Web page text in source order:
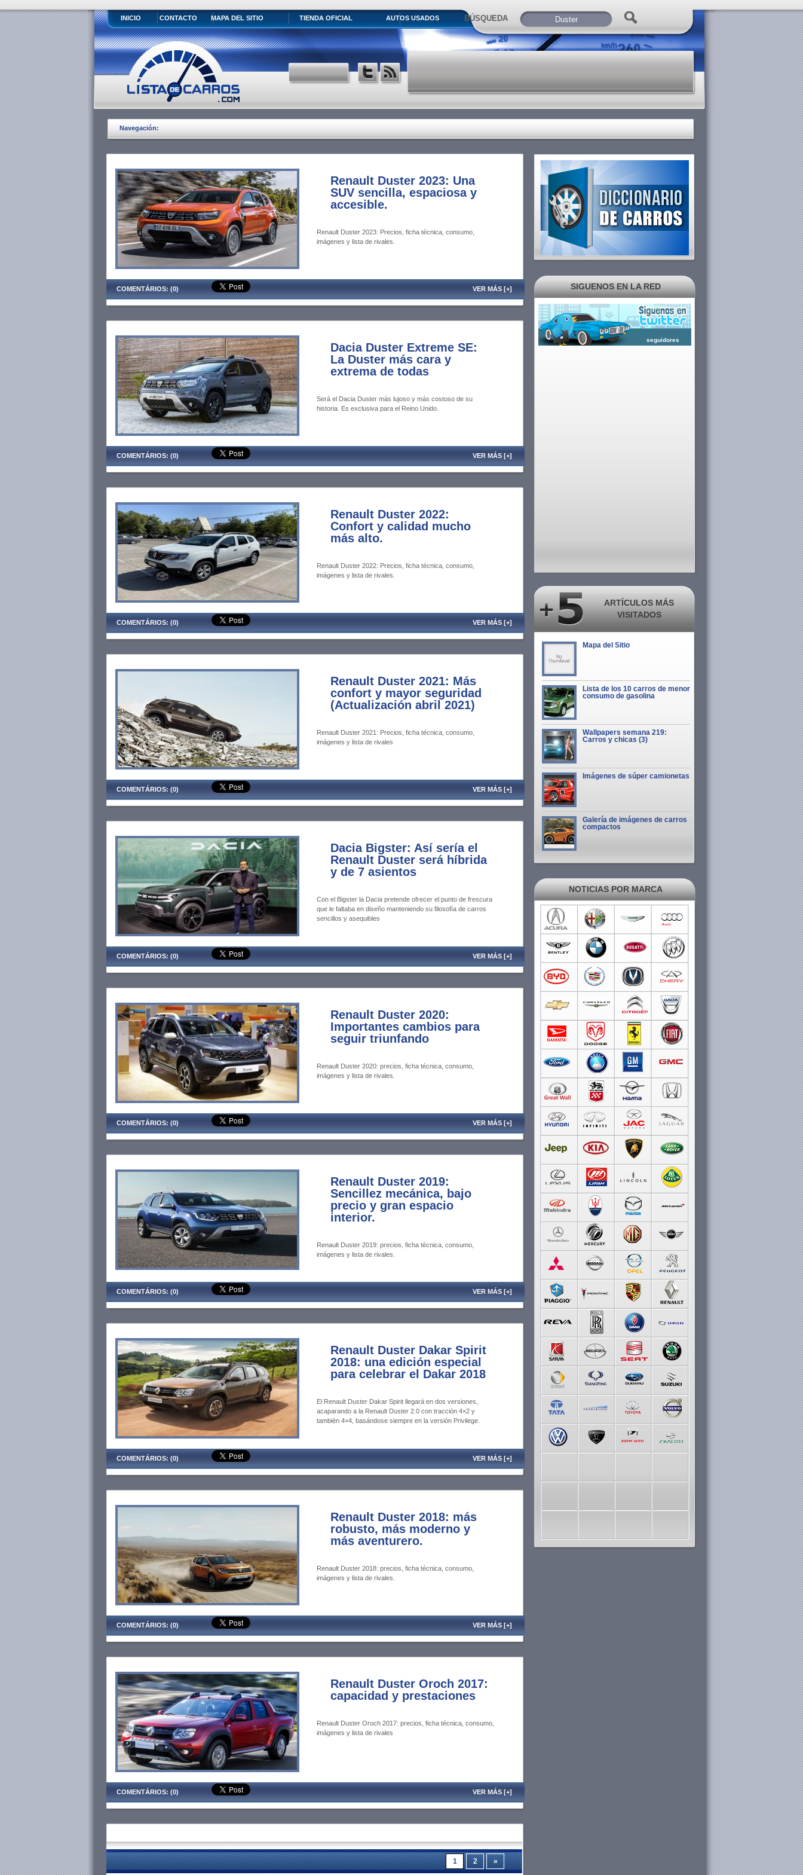
INICIO CONTACTO MAPA DEL SITIO TIENDA OFICIAL AUTOS USADOS BÚSQUEDA
Navegación:
Renault Duster 2023: Una
SUV sencilla, espaciosa y
accesible.
Renault Duster 2023: Precios, ficha técnica, consumo,
imágenes y lista de rivales.
COMENTÁRIOS: (0) VER MÁS [+]
Dacia Duster Extreme SE:
La Duster más cara y
extrema de todas
Será el Dacia Duster más lujoso y más costoso de su
historia. Es exclusiva para el Reino Unido.
COMENTÁRIOS: (0) VER MÁS [+]
Renault Duster 2022:
Confort y calidad mucho
más alto.
Renault Duster 2022: Precios, ficha técnica, consumo,
imágenes y lista de rivales.
COMENTÁRIOS: (0) VER MÁS [+]
Renault Duster 2021: Más
confort y mayor seguridad
(Actualización abril 2021)
Renault Duster 2021: Precios, ficha técnica, consumo,
imágenes y lista de rivales
COMENTÁRIOS: (0) VER MÁS [+]
Dacia Bigster: Así sería el
Renault Duster será híbrida
y de 7 asientos
Con el Bigster la Dacia pretende ofrecer el punto de frescura
que le faltaba en diseño manteniendo su filosofía de carros
sencillos y asequibles
COMENTÁRIOS: (0) VER MÁS [+]
Renault Duster 2020:
Importantes cambios para
seguir triunfando
Renault Duster 2020: precios, ficha técnica, consumo,
imágenes y lista de rivales.
COMENTÁRIOS: (0) VER MÁS [+]
Renault Duster 2019:
Sencillez mecánica, bajo
precio y gran espacio
interior.
Renault Duster 2019: precios, ficha técnica, consumo,
imágenes y lista de rivales.
COMENTÁRIOS: (0) VER MÁS [+]
Renault Duster Dakar Spirit
2018: una edición especial
para celebrar el Dakar 2018
El Renault Duster Dakar Spirit llegará en dos versiones,
acaparando a la Renault Duster 2.0 con tracción 4×2 y
también 4×4, basándose siempre en la versión Privilege.
COMENTÁRIOS: (0) VER MÁS [+]
Renault Duster 2018: más
robusto, más moderno y
más aventurero.
Renault Duster 2018: precios, ficha técnica, consumo,
imágenes y lista de rivales.
COMENTÁRIOS: (0) VER MÁS [+]
Renault Duster Oroch 2017:
capacidad y prestaciones
Renault Duster Oroch 2017: precios, ficha técnica, consumo,
imágenes y lista de rivales
COMENTÁRIOS: (0) VER MÁS [+]
1 2 »
SIGUENOS EN LA RED
seguidores
ARTÍCULOS MÁS
VISITADOS
Mapa del Sitio
Lista de los 10 carros de menor
consumo de gasolina
Wallpapers semana 219:
Carros y chicas (3)
Imágenes de súper camionetas
Galería de imágenes de carros
compactos
NOTICIAS POR MARCA